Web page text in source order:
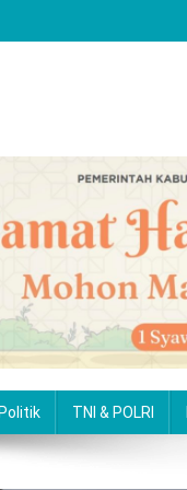
Politik TNI & POLRI